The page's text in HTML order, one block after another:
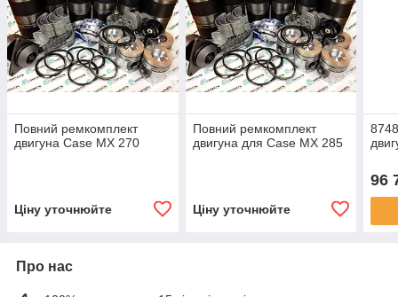
Повний ремкомплект
двигуна Case MX 270
Ціну уточнюйте
Повний ремкомплект
двигуна для Case MX 285
Ціну уточнюйте
96
Про нас